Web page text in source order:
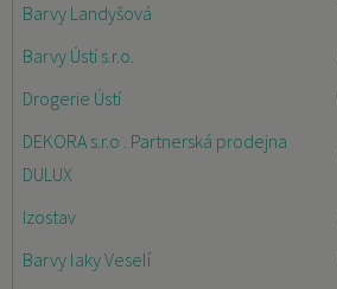
Barvy Landyšová
Barvy Ústí s.r.o.
Drogerie Ústí
DEKORA s.r.o . Partnerská prodejna
DULUX
Izostav
Barvy laky Veselí